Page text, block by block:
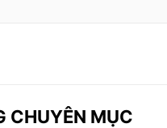
CHUYÊN MỤC